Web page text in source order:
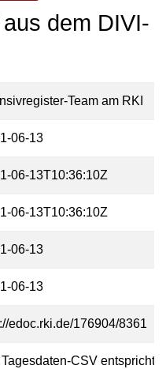
dem DIVI-
Team am RKI
06-13
06-13T10:36:10Z
06-13T10:36:10Z
06-13
06-13
edoc.rki.de/176904/8361
Tagesdaten-CSV entspricht